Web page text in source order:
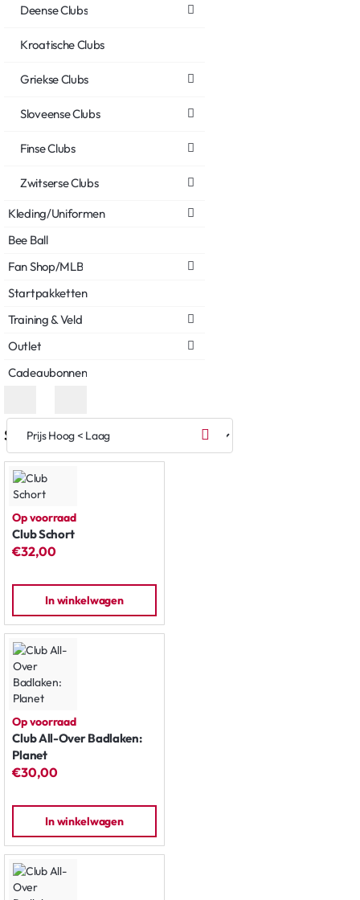
Deense Clubs
Kroatische Clubs
Griekse Clubs
Sloveense Clubs
Finse Clubs
Zwitserse Clubs
Kleding/Uniformen
Bee Ball
Fan Shop/MLB
Startpakketten
Training & Veld
Outlet
Cadeaubonnen
Sorteren op:
Op voorraad
Club Schort
€32,00
In winkelwagen
Op voorraad
Club All-Over Badlaken:
Planet
€30,00
In winkelwagen